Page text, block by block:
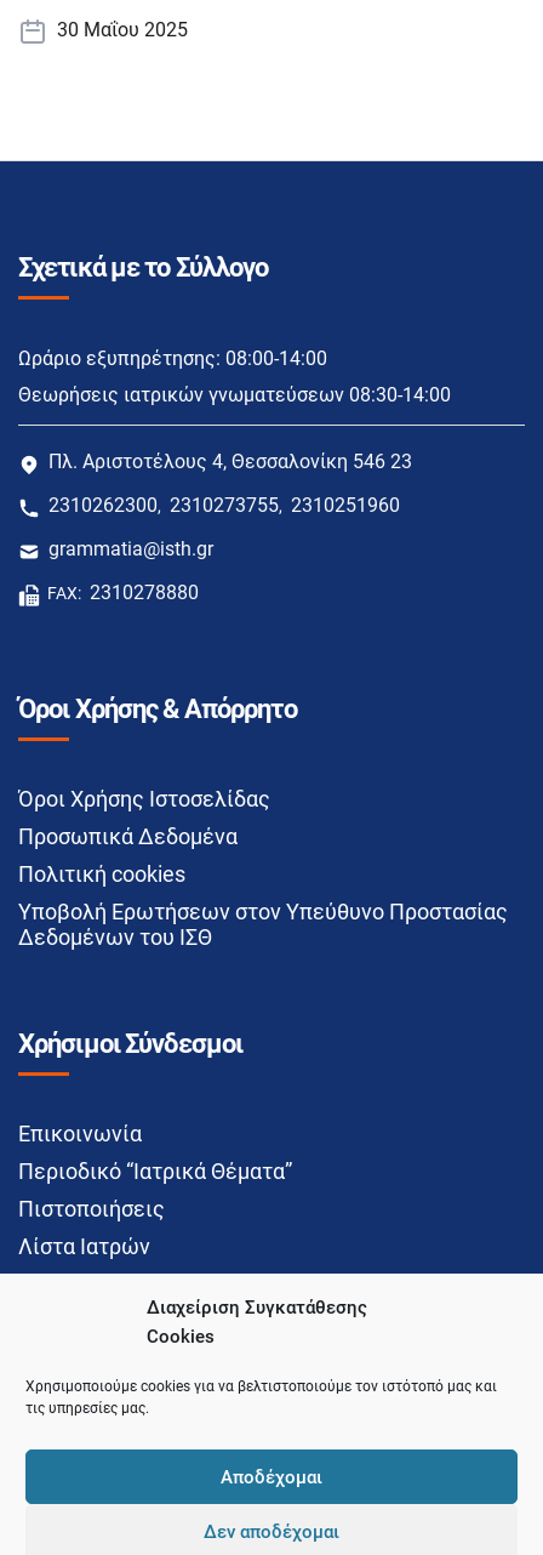
Διαχείριση Συγκατάθεσης
Cookies
Χρησιμοποιούμε cookies για να βελτιστοποιούμε τον ιστότοπό μας και
τις υπηρεσίες μας.
Αποδέχομαι
Δεν αποδέχομαι
30 Μαΐου 2025
Σχετικά με το Σύλλογο
Ωράριο εξυπηρέτησης: 08:00-14:00
Θεωρήσεις ιατρικών γνωματεύσεων 08:30-14:00
Πλ. Αριστοτέλους 4, Θεσσαλονίκη 546 23
2310262300, 2310273755, 2310251960
grammatia@isth.gr
FAX: 2310278880
Όροι Χρήσης & Απόρρητο
Όροι Χρήσης Ιστοσελίδας
Προσωπικά Δεδομένα
Πολιτική cookies
Υποβολή Ερωτήσεων στον Υπεύθυνο Προστασίας
Δεδομένων του ΙΣΘ
Χρήσιμοι Σύνδεσμοι
Επικοινωνία
Περιοδικό “Ιατρικά Θέματα”
Πιστοποιήσεις
Λίστα Ιατρών
Social Media